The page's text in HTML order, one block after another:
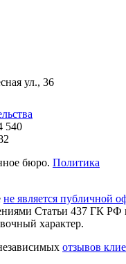
ул., 36
540
бюро. Политика
не является публичной
Статьи 437 ГК РФ
характер.
отзывов